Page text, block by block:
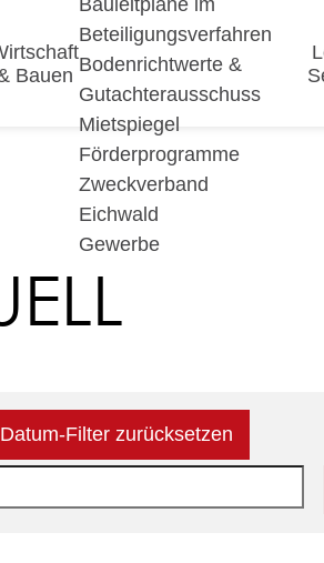
Bauen
Beteiligungsverfahren
Bodenrichtwerte &
Gutachterausschuss
Mietspiegel
Förderprogramme
Zweckverband
Eichwald
Gewerbe
Datum-Filter zurücksetzen